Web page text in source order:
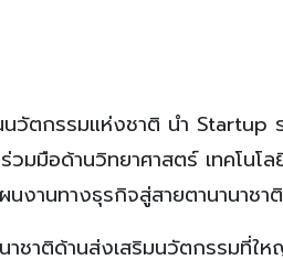
นวัตกรรมแห่งชาติ นำ
วมมือด้านวิทยาศาสตร์ เทคโนโ
นงานทางธุรกิจสู่สายตานานาชาติ
ชาติด้านส่งเสริมนวัตกรรมที่ใ